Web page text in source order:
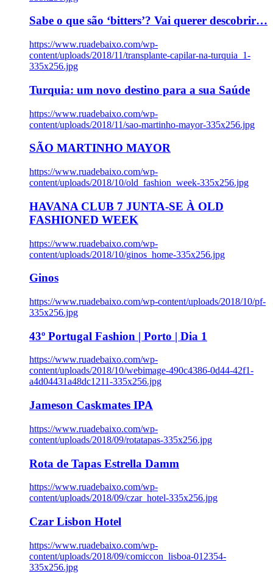
Sabe o que são ‘bitters’? Vai querer descobrir…
https://www.ruadebaixo.com/wp-
content/uploads/2018/11/transplante-capilar-na-turquia_1-
335x256.jpg
Turquia: um novo destino para a sua Saúde
https://www.ruadebaixo.com/wp-
content/uploads/2018/11/sao-martinho-mayor-335x256.jpg
SÃO MARTINHO MAYOR
https://www.ruadebaixo.com/wp-
content/uploads/2018/10/old_fashion_week-335x256.jpg
HAVANA CLUB 7 JUNTA-SE À OLD
FASHIONED WEEK
https://www.ruadebaixo.com/wp-
content/uploads/2018/10/ginos_home-335x256.jpg
Ginos
https://www.ruadebaixo.com/wp-content/uploads/2018/10/pf-
335x256.jpg
43º Portugal Fashion | Porto | Dia 1
https://www.ruadebaixo.com/wp-
content/uploads/2018/10/webimage-490c4386-0d44-42f1-
a4d04431a48dc1211-335x256.jpg
Jameson Caskmates IPA
https://www.ruadebaixo.com/wp-
content/uploads/2018/09/rotatapas-335x256.jpg
Rota de Tapas Estrella Damm
https://www.ruadebaixo.com/wp-
content/uploads/2018/09/czar_hotel-335x256.jpg
Czar Lisbon Hotel
https://www.ruadebaixo.com/wp-
content/uploads/2018/09/comiccon_lisboa-012354-
335x256.jpg